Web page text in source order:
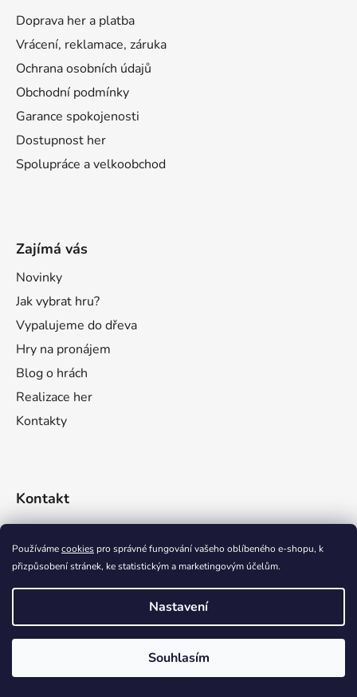
Používámecookies pro správné fungování vašeho oblíbeného e-shopu, k
přizpůsobení stránek, ke statistickým a marketingovým účelům.
Nastavení
Souhlasím
Doprava her a platba
Vrácení, reklamace, záruka
Ochrana osobních údajů
Obchodní podmínky
Garance spokojenosti
Dostupnost her
Spolupráce a velkoobchod
Zajímá vás
Novinky
Jak vybrat hru?
Vypalujeme do dřeva
Hry na pronájem
Blog o hrách
Realizace her
Kontakty
Kontakt
+420 731 589 638